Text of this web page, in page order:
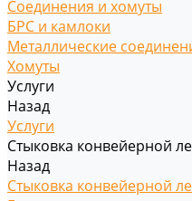
Соединения и хомуты
БРС и камлоки
Металлические
Хомуты
Услуги
Назад
Услуги
Стыковка конвейерной
Назад
Стыковка конвейерной